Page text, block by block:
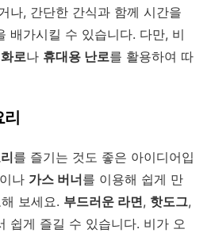
나, 간단한 간식과 함께 시간을
배가시킬 수 있습니다. 다만, 비
로나 휴대용 난로를 활용하여 따
리
를 즐기는 것도 좋은 아이디어입
이나 가스 버너를 이용해 쉽게 만
보세요. 부드러운 라면, 핫도그,
쉽게 즐길 수 있습니다. 비가 오